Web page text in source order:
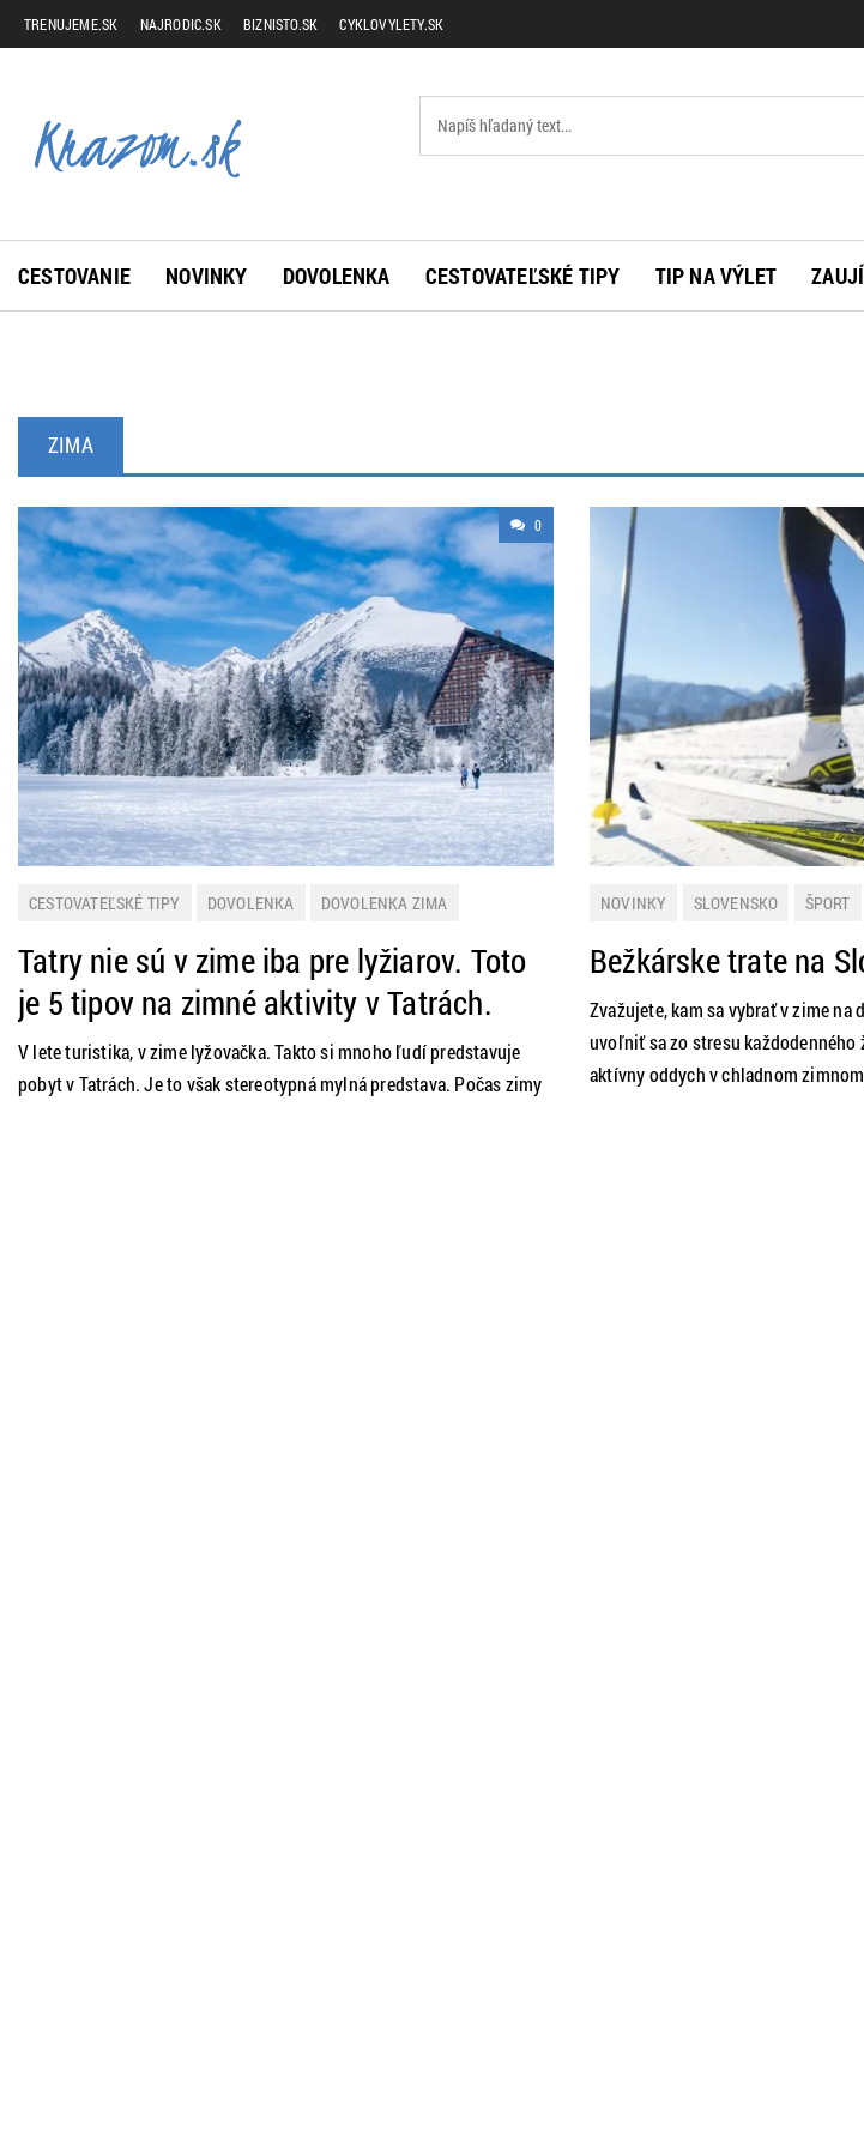
TRENUJEME.SK NAJRODIC.SK BIZNISTO.SK CYKLOVYLETY.SK
CESTOVANIE NOVINKY DOVOLENKA CESTOVATEĽSKÉ TIPY TIP NA VÝLET
ZIMA
0
CESTOVATEĽSKÉ TIPY DOVOLENKA
DOVOLENKA ZIMA
Tatry nie sú v zime iba pre lyžiarov. Toto
je 5 tipov na zimné aktivity v Tatrách.
V lete turistika, v zime lyžovačka. Takto si mnoho ľudí predstavuje
pobyt v Tatrách. Je to však stereotypná mylná predstava. Počas zimy
NOVINKY SLOVENSKO ŠPORT
Bežkárske trate na
Zvažujete, kam sa vybrať v zime
uvoľniť sa zo stresu každodenného
aktívny oddych v chladnom